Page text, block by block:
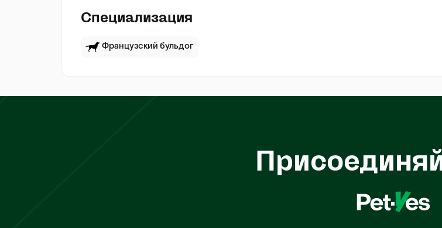
Специализация
Французский бульдог